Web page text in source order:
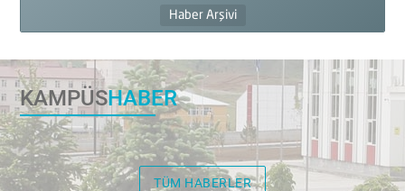
Haber Arşivi
KAMPÜSHABER
TÜM HABERLER